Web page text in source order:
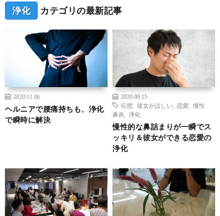
浄化 カテゴリの最新記事
2020.11.06
ヘルニアで腰痛持ちも、浄化
で瞬時に解決
2020.09.15
伝授
彼女がほしい 恋愛
慢性
鼻炎
浄化
慢性的な鼻詰まりが一瞬でス
ッキリ＆彼女ができる恋愛の
浄化